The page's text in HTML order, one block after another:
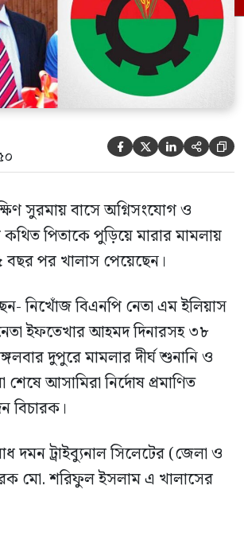
বিচারক। মানবপাচার […]
    
সুরমায় বাসে অগ্নিসংযোগ ও
কথিত পিতাকে পুড়িয়ে মারার মামলায়
বছর পর খালাস পেয়েছেন।
নিখোঁজ বিএনপি নেতা এম ইলিয়াস
ইফতেখার আহমদ দিনারসহ ৩৮
দুপুরে মামলার দীর্ঘ শুনানি ও
শেষে আসামিরা নির্দোষ প্রমাণিত
বিচারক।
দমন ট্রাইব্যুনাল সিলেটের (জেলা ও
মো. শরিফুল ইসলাম এ খালাসের